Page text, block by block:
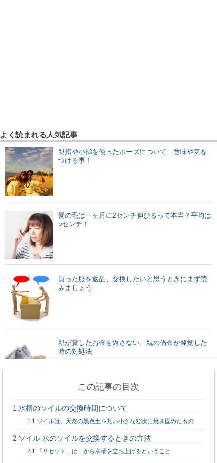
よく読まれる人気記事
親指や小指を使ったポーズについて！意味や気を
つける事！
髪の毛は一ヶ月に2センチ伸びるって本当？平均は
○センチ！
買った服を返品、交換したいと思うときにまず読
みましょう
親が貸したお金を返さない、親の借金が発覚した
時の対処法
数学が得意な人が向いている職業は？理数系に強
い人の特徴
この記事の目次
1 水槽のソイルの交換時期について
1.1 ソイルは、天然の黒色土を丸い小さな粒状に焼き固めたもの
2 ソイル 水のソイルを交換するときの方法
2.1 「リセット」は一から水槽を立ち上げるということ